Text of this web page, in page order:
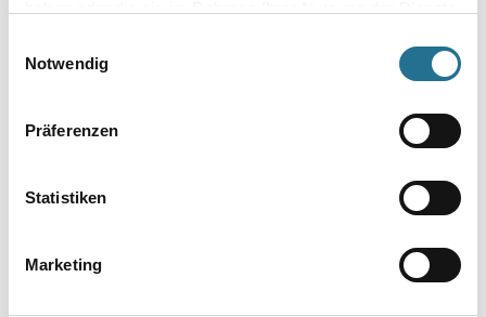
Notwendig
Präferenzen
Statistiken
Marketing